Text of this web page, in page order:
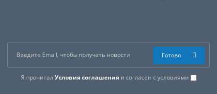
Я прочитал Условия соглашенияи согласен с условиями
Готово